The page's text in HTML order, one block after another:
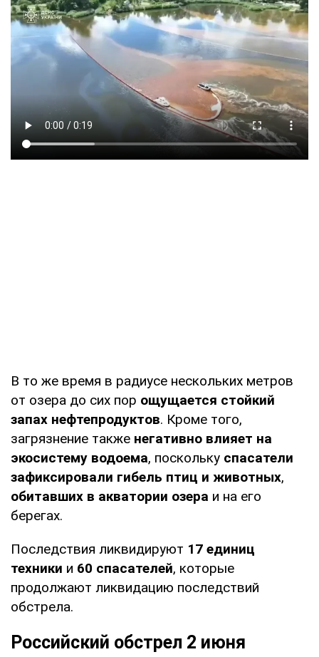
В то же время в радиусе нескольких метров
от озера до сих пор ощущается стойкий
запах нефтепродуктов. Кроме того,
загрязнение также негативно влияет на
экосистему водоема, поскольку спасатели
зафиксировали гибель птиц и животных,
обитавших в акватории озера и на его
берегах.
Последствия ликвидируют 17 единиц
техники и 60 спасателей, которые
продолжают ликвидацию последствий
обстрела.
Российский обстрел 2 июня